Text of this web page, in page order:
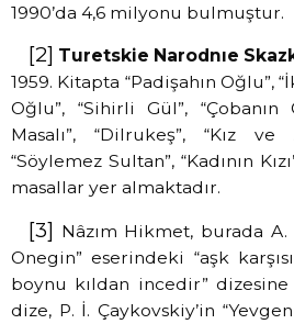
1990’da 4,6 milyonu bulmuştur.
[2] Turetskie Narodnıe
1959. Kitapta “Padişahın Oğlu”,
Oğlu”, “Sihirli Gül”,
Masalı”, “Dilrukeş”, “Kız ve
“Söylemez Sultan”, “Kadının
masallar yer almaktadır.
[3] Nâzım Hikmet, burada A.
Onegin” eserindeki “aşk
boynu kıldan incedir” dizesine
dize, P. İ. Çaykovskiy’in